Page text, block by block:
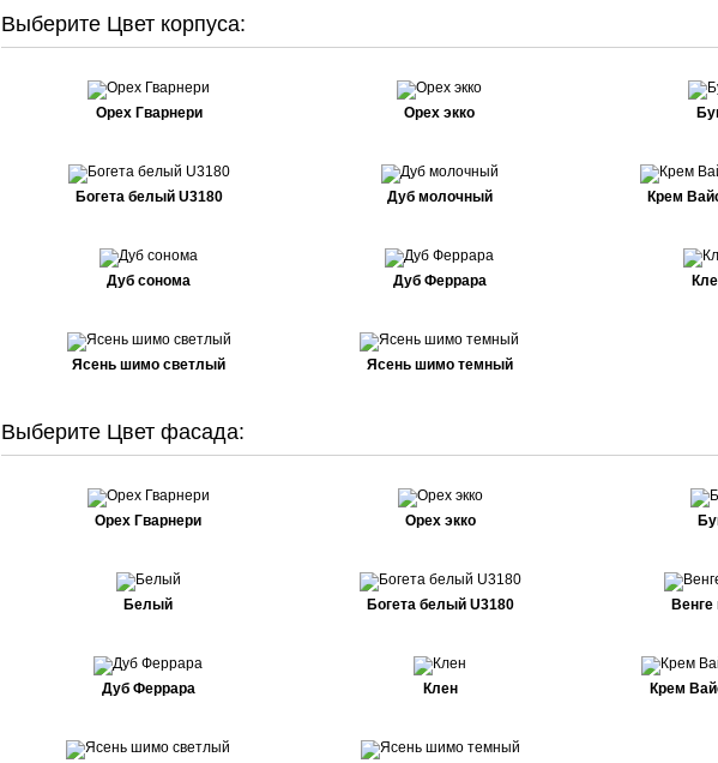
Выберите Цвет корпуса:
Орех Гварнери Орех экко
Богета белый U3180 Дуб молочный Крем
Дуб сонома Дуб Феррара
Ясень шимо светлый Ясень шимо темный
Выберите Цвет фасада:
Орех Гварнери Орех экко
Белый Богета белый U3180 Венге
Дуб Феррара Клен Крем